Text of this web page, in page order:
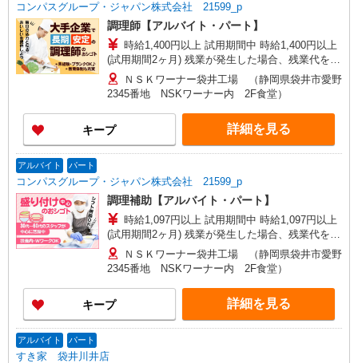
コンパスグループ・ジャパン株式会社 21599_p
調理師【アルバイト・パート】
時給1,400円以上 試用期間中 時給1,400円以上
(試用期間2ヶ月) 残業が発生した場合、残業代を1
分単位で別途支給します。
ＮＳＫワーナー袋井工場 （静岡県袋井市愛野
2345番地 NSKワーナー内 2F食堂）
キープ 詳細を見る
アルバイト パート
コンパスグループ・ジャパン株式会社 21599_p
調理補助【アルバイト・パート】
時給1,097円以上 試用期間中 時給1,097円以上
(試用期間2ヶ月) 残業が発生した場合、残業代を1
分単位で別途支給します。
ＮＳＫワーナー袋井工場 （静岡県袋井市愛野
2345番地 NSKワーナー内 2F食堂）
キープ 詳細を見る
アルバイト パート
すき家 袋井川井店